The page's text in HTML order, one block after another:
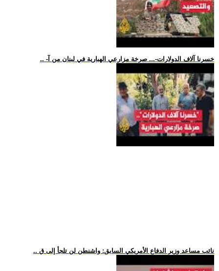
.. -خسرنا آلاف الدولارات-... صرخة مزارعي الهبارية في لبنان من آ
.. نائب مساعد وزير الدفاع الأمريكي السابق: واشنطن لن تلجأ إلى ق